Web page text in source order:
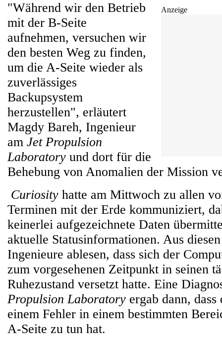
Anzeige
"Während wir den Betrieb
mit der B-Seite
aufnehmen, versuchen wir
den besten Weg zu finden,
um die A-Seite wieder als
zuverlässiges
Backupsystem
herzustellen", erläutert
Magdy Bareh, Ingenieur
am Jet Propulsion
Laboratory und dort für die
Behebung von Anomalien der Mission
Curiosity hatte am Mittwoch zu allen
Terminen mit der Erde kommuniziert,
keinerlei aufgezeichnete Daten
aktuelle Statusinformationen. Aus
Ingenieure ablesen, dass sich der
zum vorgesehenen Zeitpunkt in seinen
Ruhezustand versetzt hatte. Eine
Propulsion Laboratory ergab dann,
einem Fehler in einem bestimmten
A-Seite zu tun hat.